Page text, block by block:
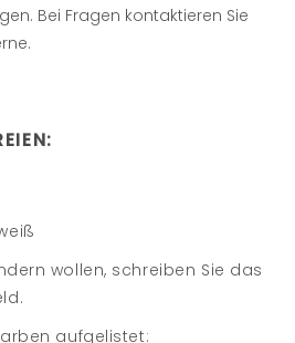
Bei Fragen kontaktieren Sie
wollen, schreiben Sie das
aufgelistet: